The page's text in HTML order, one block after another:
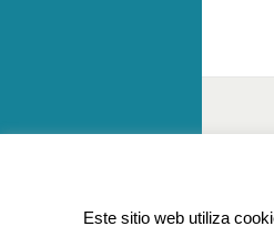
Este sitio web utiliza